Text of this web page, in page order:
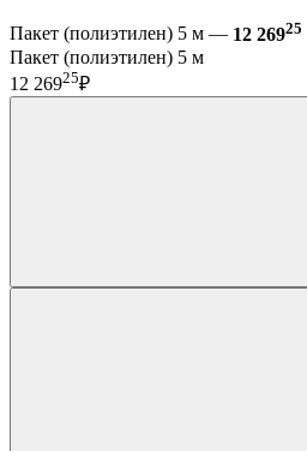
Пакет (полиэтилен) 5 м — 12 26925
Пакет (полиэтилен) 5 м
12 26925₽